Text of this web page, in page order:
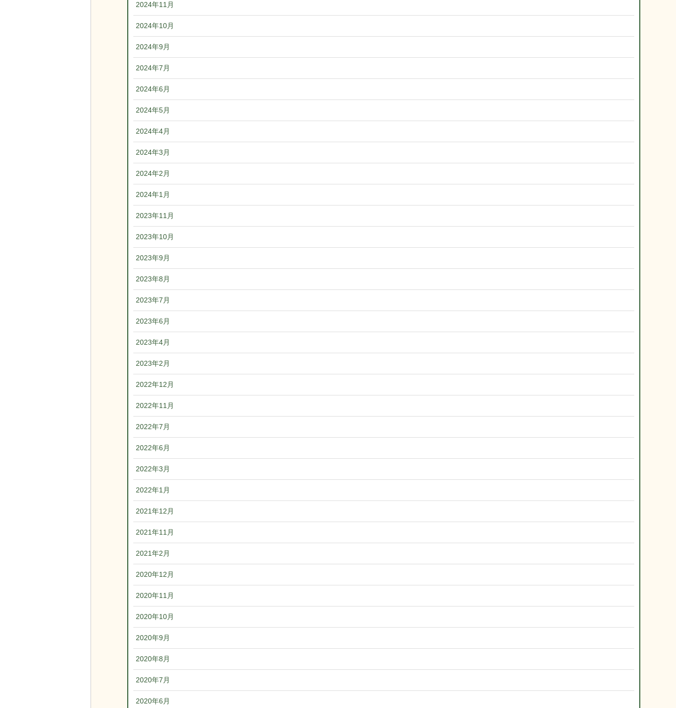
2024年11月
2024年10月
2024年9月
2024年7月
2024年6月
2024年5月
2024年4月
2024年3月
2024年2月
2024年1月
2023年11月
2023年10月
2023年9月
2023年8月
2023年7月
2023年6月
2023年4月
2023年2月
2022年12月
2022年11月
2022年7月
2022年6月
2022年3月
2022年1月
2021年12月
2021年11月
2021年2月
2020年12月
2020年11月
2020年10月
2020年9月
2020年8月
2020年7月
2020年6月